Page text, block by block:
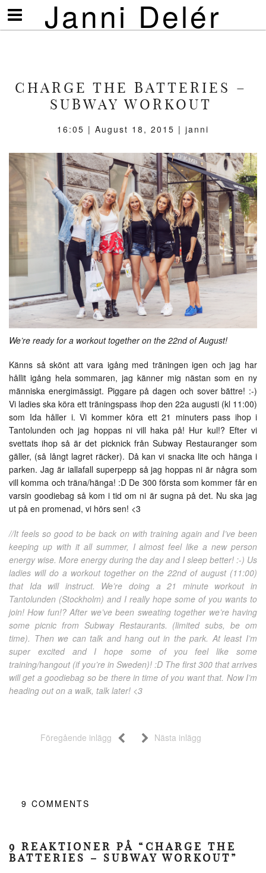
Janni Delér
Visa/göm
meny
CHARGE THE BATTERIES –
SUBWAY WORKOUT
16:05 | August 18, 2015 | janni
We’re ready for a workout together on the 22nd of August!
Känns så skönt att vara igång med träningen igen och jag har
hållit igång hela sommaren, jag känner mig nästan som en ny
människa energimässigt. Piggare på dagen och sover bättre! :-)
Vi ladies ska köra ett träningspass ihop den 22a augusti (kl 11:00)
som Ida håller i. Vi kommer köra ett 21 minuters pass ihop i
Tantolunden och jag hoppas ni vill haka på! Hur kul!? Efter vi
svettats ihop så är det picknick från Subway Restauranger som
gäller, (så långt lagret räcker). Då kan vi snacka lite och hänga i
parken. Jag är iallafall superpepp så jag hoppas ni är några som
vill komma och träna/hänga! :D De 300 första som kommer får en
varsin goodiebag så kom i tid om ni är sugna på det. Nu ska jag
ut på en promenad, vi hörs sen! <3
//It feels so good to be back on with training again and I’ve been
keeping up with it all summer, I almost feel like a new person
energy wise. More energy during the day and I sleep better! :-) Us
ladies will do a workout together on the 22nd of august (11:00)
that Ida will instruct. We’re doing a 21 minute workout in
Tantolunden (Stockholm) and I really hope some of you wants to
join! How fun!? After we’ve been sweating together we’re having
some picnic from Subway Restaurants. (limited subs, be om
time). Then we can talk and hang out in the park. At least I’m
super excited and I hope some of you feel like some
training/hangout (if you’re in Sweden)! :D The first 300 that arrives
will get a goodiebag so be there in time of you want that. Now I’m
heading out on a walk, talk later! <3
Föregående inlägg Nästa inlägg
9 COMMENTS
9 REAKTIONER PÅ “CHARGE THE
BATTERIES – SUBWAY WORKOUT”